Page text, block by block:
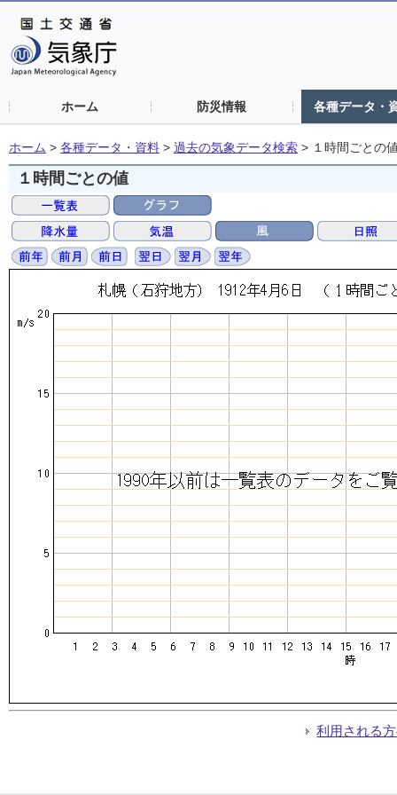
ホーム 防災情報 各種データ・
ホーム > 各種データ・資料 > 過去の気象データ検索 > １時間ごとの
１時間ごとの値
利用される